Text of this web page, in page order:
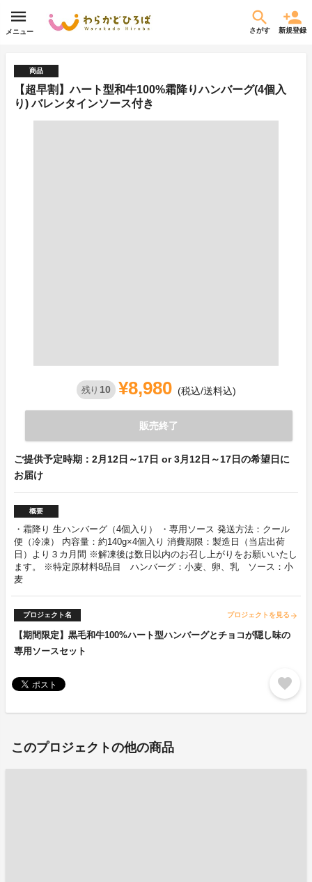
メニュー さがす 新規登録
商品
【超早割】ハート型和牛100%霜降りハンバーグ(4個入
り) バレンタインソース付き
残り 10 ¥8,980 (税込/送料込)
販売終了
ご提供予定時期：2月12日～17日 or 3月12日～17日の希望日に
お届け
概要
・霜降り 生ハンバーグ（4個入り） ・専用ソース 発送方法：クール
便（冷凍） 内容量：約140g×4個入り 消費期限：製造日（当店出荷
日）より３カ月間 ※解凍後は数日以内のお召し上がりをお願いいたし
ます。 ※特定原材料8品目 ハンバーグ：小麦、卵、乳 ソース：小
麦
プロジェクト名 プロジェクトを見る arrow_forward
【期間限定】黒毛和牛100%ハート型ハンバーグとチョコが隠し味の
専用ソースセット
favorite
このプロジェクトの他の商品